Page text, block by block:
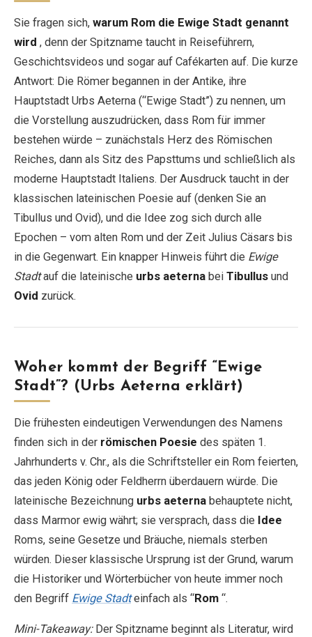
EN DE ES FR IT
Sie fragen sich, warum Rom die Ewige Stadt genannt
wird , denn der Spitzname taucht in Reiseführern,
Geschichtsvideos und sogar auf Cafékarten auf. Die kurze
Antwort: Die Römer begannen in der Antike, ihre
Hauptstadt Urbs Aeterna (“Ewige Stadt”) zu nennen, um
die Vorstellung auszudrücken, dass Rom für immer
bestehen würde – zunächstals Herz des Römischen
Reiches, dann als Sitz des Papsttums und schließlich als
moderne Hauptstadt Italiens. Der Ausdruck taucht in der
klassischen lateinischen Poesie auf (denken Sie an
Tibullus und Ovid), und die Idee zog sich durch alle
Epochen – vom alten Rom und der Zeit Julius Cäsars bis
in die Gegenwart. Ein knapper Hinweis führt die Ewige
Stadtauf die lateinische urbs aeterna bei Tibullus und
Ovid zurück.
Woher kommt der Begriff “Ewige
Stadt”? (Urbs Aeterna erklärt)
Die frühesten eindeutigen Verwendungen des Namens
finden sich in der römischen Poesie des späten 1.
Jahrhunderts v. Chr., als die Schriftsteller ein Rom feierten,
das jeden König oder Feldherrn überdauern würde. Die
lateinische Bezeichnung urbs aeterna behauptete nicht,
dass Marmor ewig währt; sie versprach, dass die Idee
Roms, seine Gesetze und Bräuche, niemals sterben
würden. Dieser klassische Ursprung ist der Grund, warum
die Historiker und Wörterbücher von heute immer noch
den Begriff Ewige Stadteinfach als “Rom “.
Mini-Takeaway:Der Spitzname beginnt als Literatur, wird